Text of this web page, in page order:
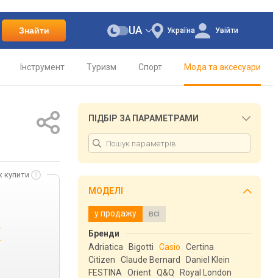
Знайти Україна
UA Увійти
Інструмент Туризм Спорт Мода та аксесуари
купити
ПІДБІР ЗА ПАРАМЕТРАМИ
МОДЕЛІ
у продажу всі
Бренди
Adriatica
Bigotti Casio
Certina
Citizen
Claude Bernard
Daniel Klein
FESTINA
Orient Q&Q
Royal London